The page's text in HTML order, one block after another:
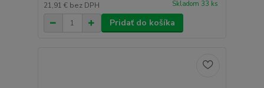
21,91 € bez DPH Skladom 33 ks
Pridať do košíka